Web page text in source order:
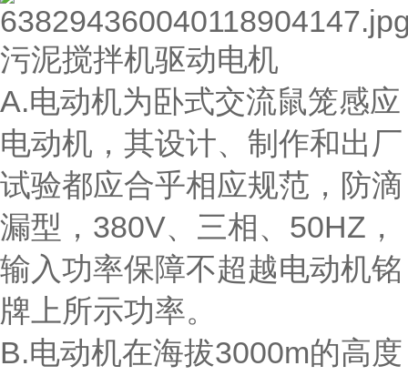
污泥搅拌机驱动电机
A.电动机为卧式交流鼠笼感应
电动机，其设计、制作和出厂
试验都应合乎相应规范，防滴
漏型，380V、三相、50HZ，
输入功率保障不超越电动机铭
牌上所示功率。
B.电动机在海拔3000m的高度